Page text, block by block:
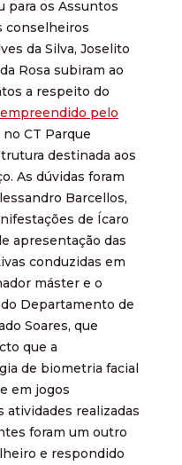
para os Assuntos
conselheiros
da Silva, Joselito
Rosa subiram ao
a respeito do
pelo
CT Parque
destinada aos
As dúvidas foram
Barcellos,
de Ícaro
apresentação das
conduzidas em
máster e o
Departamento de
Soares, que
que a
de biometria facial
em jogos
atividades realizadas
foram um outro
e respondido